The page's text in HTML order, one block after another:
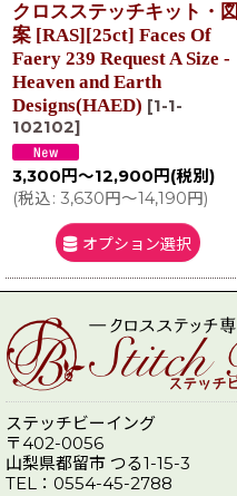
クロスステッチキット・図
案 [RAS][25ct] Faces Of
Faery 239 Request A Size -
Heaven and Earth
Designs(HAED) [1-1-
102102]
3,300 円～12,900 円 (税別)
(税込: 3,630円～14,190円)
オプション選択
ステッチビーイング
〒402-0056
山梨県都留市 つる1-15-3
TEL：0554-45-2788